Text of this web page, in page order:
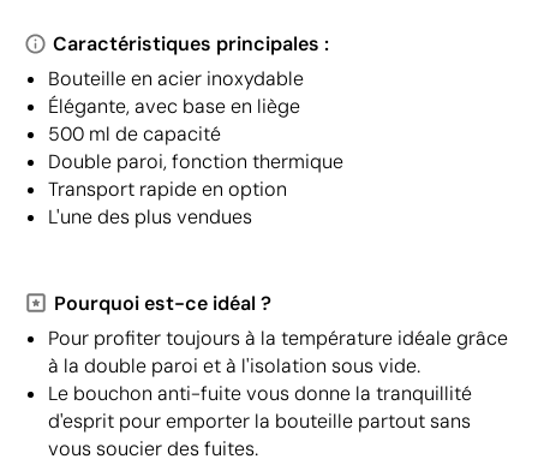
Caractéristiques principales :
Bouteille en acier inoxydable
Élégante, avec base en liège
500 ml de capacité
Double paroi, fonction thermique
Transport rapide en option
L'une des plus vendues
Pourquoi est-ce idéal ?
Pour profiter toujours à la température idéale grâce
à la double paroi et à l'isolation sous vide.
Le bouchon anti-fuite vous donne la tranquillité
d'esprit pour emporter la bouteille partout sans
vous soucier des fuites.